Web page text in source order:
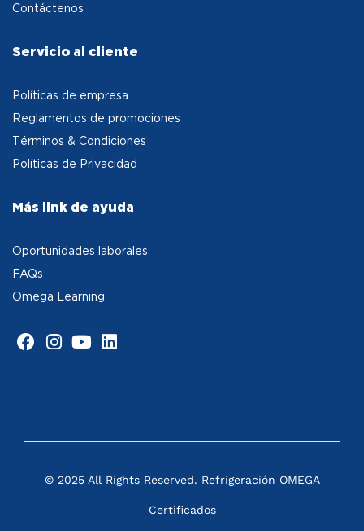
Contáctenos
Servicio al cliente
Políticas de empresa
Reglamentos de promociones
Términos & Condiciones
Políticas de Privacidad
Más link de ayuda
Oportunidades laborales
FAQs
Omega Learning
© 2025 All Rights Reserved. Refrigeración OMEGA
Certificados